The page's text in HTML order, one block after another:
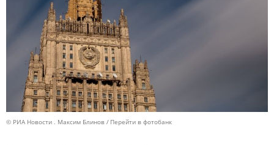
© РИА Новости . Максим Блинов Перейти в фотобанк